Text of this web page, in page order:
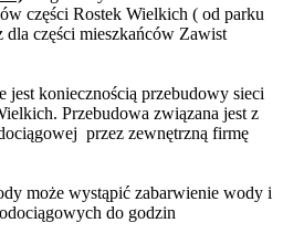
części Rostek Wielkich ( od parku
części mieszkańców Zawist
koniecznością przebudowy sieci
Przebudowa związana jest z
przez zewnętrzną firmę
może wystąpić zabarwienie wody i
do godzin